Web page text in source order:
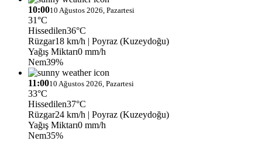
10:0010 Ağustos 2026, Pazartesi
31°C
Hissedilen36°C
Rüzgar18 km/h | Poyraz (Kuzeydoğu)
Yağış Miktarı0 mm/h
Nem39%
11:0010 Ağustos 2026, Pazartesi
33°C
Hissedilen37°C
Rüzgar24 km/h | Poyraz (Kuzeydoğu)
Yağış Miktarı0 mm/h
Nem35%